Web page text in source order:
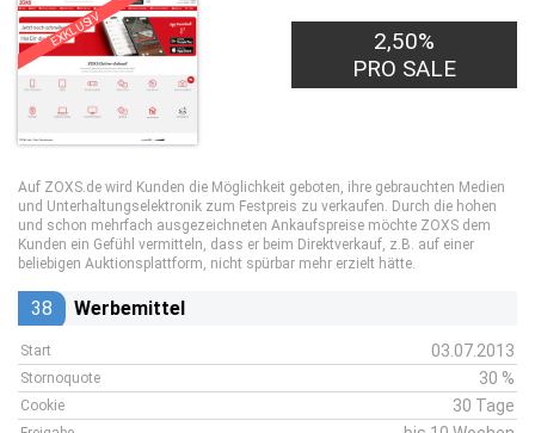
EXKLUSIV
2,50%
PRO SALE
Auf ZOXS.de wird Kunden die Möglichkeit geboten, ihre gebrauchten Medien
und Unterhaltungselektronik zum Festpreis zu verkaufen. Durch die hohen
und schon mehrfach ausgezeichneten Ankaufspreise möchte ZOXS dem
Kunden ein Gefühl vermitteln, dass er beim Direktverkauf, z.B. auf einer
beliebigen Auktionsplattform, nicht spürbar mehr erzielt hätte.
38 Werbemittel
Start 03.07.2013
Stornoquote 30 %
Cookie 30 Tage